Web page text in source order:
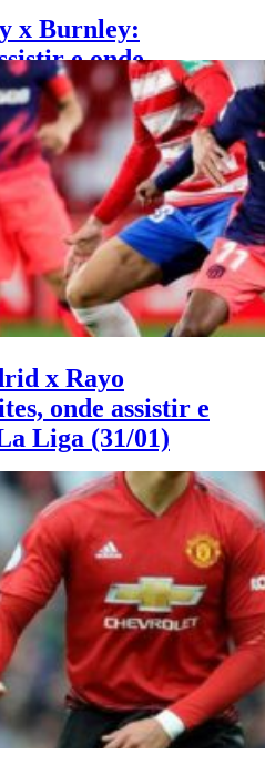
x Burnley:
e onde
League (31/01)
x Rayo
onde assistir e
Liga (31/01)
assistir ao jogo de hoje entre
Vallecano.